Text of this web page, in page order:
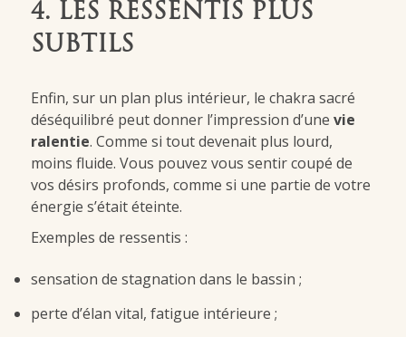
4. LES RESSENTIS PLUS
SUBTILS
Enfin, sur un plan plus intérieur, le chakra sacré
déséquilibré peut donner l’impression d’une vie
ralentie. Comme si tout devenait plus lourd,
moins fluide. Vous pouvez vous sentir coupé de
vos désirs profonds, comme si une partie de votre
énergie s’était éteinte.
Exemples de ressentis :
sensation de stagnation dans le bassin ;
perte d’élan vital, fatigue intérieure ;